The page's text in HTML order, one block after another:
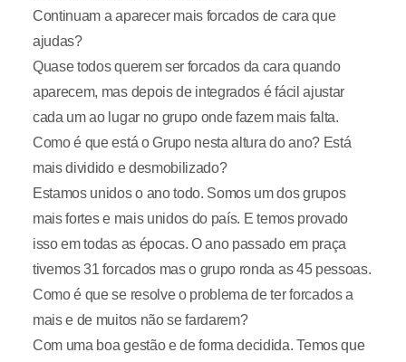
Continuam a aparecer mais forcados de cara que
ajudas?
Quase todos querem ser forcados da cara quando
aparecem, mas depois de integrados é fácil ajustar
cada um ao lugar no grupo onde fazem mais falta.
Como é que está o Grupo nesta altura do ano? Está
mais dividido e desmobilizado?
Estamos unidos o ano todo. Somos um dos grupos
mais fortes e mais unidos do país. E temos provado
isso em todas as épocas. O ano passado em praça
tivemos 31 forcados mas o grupo ronda as 45 pessoas.
Como é que se resolve o problema de ter forcados a
mais e de muitos não se fardarem?
Com uma boa gestão e de forma decidida. Temos que